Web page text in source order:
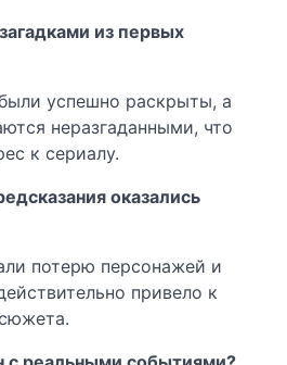
из первых
успешно раскрыты, а
неразгаданными, что
к сериалу.
оказались
потерю персонажей и
привело к